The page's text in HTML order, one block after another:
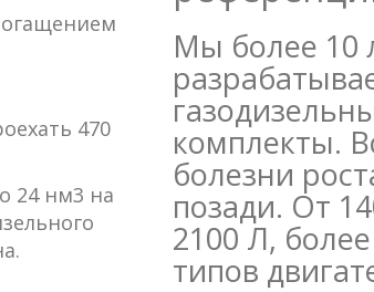
470
24 нм3 на
Мы более 10
комплекты.
болезни
позади. От
2100 Л,
типов